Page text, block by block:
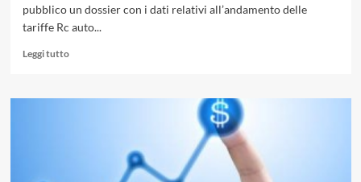
pubblico un dossier con i dati relativi all’andamento delle
tariffe Rc auto...
Leggi tuttoLeggi
su